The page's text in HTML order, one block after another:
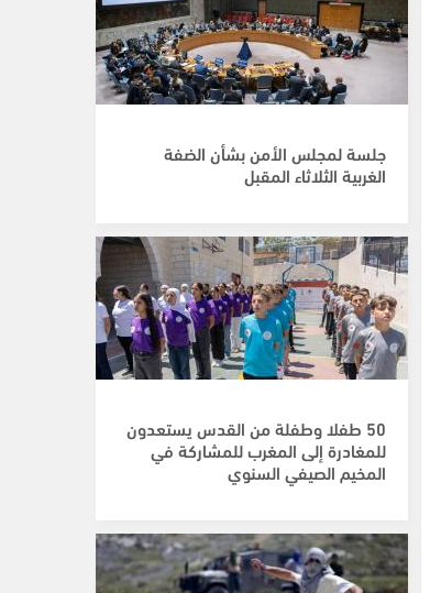
جلسة لمجلس الأمن بشأن الضفة
الغربية الثلاثاء المقبل
50 طفلا وطفلة من القدس يستعدون
للمغادرة إلى المغرب للمشاركة في
المخيم الصيفي السنوي